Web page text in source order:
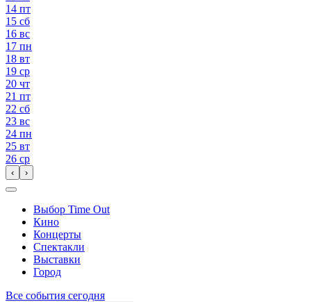
14 пт
15 сб
16 вс
17 пн
18 вт
19 ср
20 чт
21 пт
22 сб
23 вс
24 пн
25 вт
26 ср
‹ ›
Выбор Time Out
Кино
Концерты
Спектакли
Выставки
Город
Все события сегодня